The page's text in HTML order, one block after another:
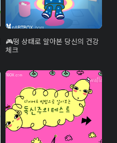
떵 상태로 알아본 당신의 건강
체크